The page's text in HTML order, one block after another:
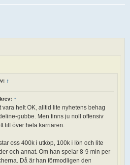
↑
↑
vara helt OK, alltid lite nyhetens behag
gubbe. Men finns ju noll offensiv
till över hela karriären.
oss 400k i utköp, 100k i lön och lite
och annat. Om han spelar 8-9 min per
Då är han förmodligen den